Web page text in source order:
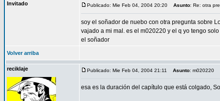
Invitado Publicado: Mie Feb 04, 2004 20:20 Asunto: Re: otra
soy el soñador de nuebo con otra pregunta sobre
vajado a mi mal. es el m020220 y el q yo tengo
el soñador
Volver arriba
reciklaje Publicado: Mie Feb 04, 2004 21:11 Asunto: m020220
esa es la duración del capítulo que está colgado,